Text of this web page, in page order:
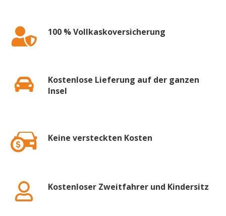
100 % Vollkaskoversicherung
Kostenlose Lieferung auf der ganzen
Insel
Keine versteckten Kosten
Kostenloser Zweitfahrer und Kindersitz